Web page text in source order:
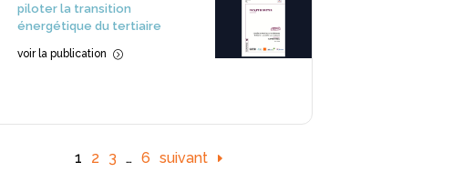
piloter la transition
énergétique du tertiaire
voir la publication =
1 2 3 … 6 suivant